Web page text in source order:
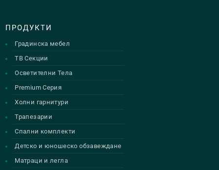
ПРОДУКТИ
Градинска мебел
ТВ Секции
Осветителни Тела
Premium Серия
Холни гарнитури
Трапезарии
Спални комплекти
Детско и юношеско обзавеждане
Матраци и легла